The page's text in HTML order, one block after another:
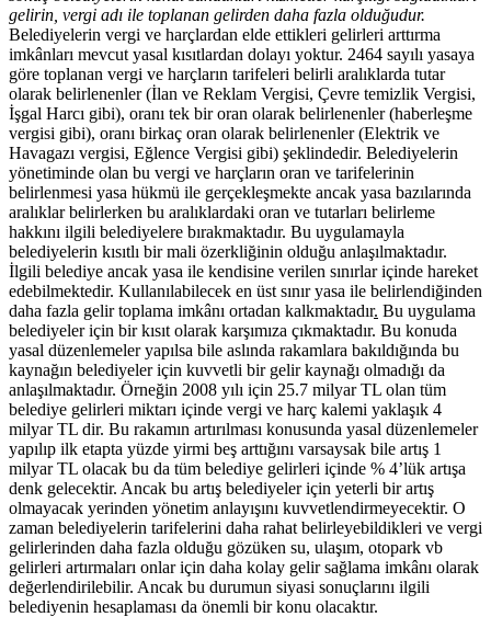
gelirin, vergi adı ile toplanan gelirden daha fazla olduğudur.
Belediyelerin vergi ve harçlardan elde ettikleri gelirleri arttırma
imkânları mevcut yasal kısıtlardan dolayı yoktur. 2464 sayılı yasaya
göre toplanan vergi ve harçların tarifeleri belirli aralıklarda tutar
olarak belirlenenler (İlan ve Reklam Vergisi, Çevre temizlik Vergisi,
İşgal Harcı gibi), oranı tek bir oran olarak belirlenenler (haberleşme
vergisi gibi), oranı birkaç oran olarak belirlenenler (Elektrik ve
Havagazı vergisi, Eğlence Vergisi gibi) şeklindedir. Belediyelerin
yönetiminde olan bu vergi ve harçların oran ve tarifelerinin
belirlenmesi yasa hükmü ile gerçekleşmekte ancak yasa bazılarında
aralıklar belirlerken bu aralıklardaki oran ve tutarları belirleme
hakkını ilgili belediyelere bırakmaktadır. Bu uygulamayla
belediyelerin kısıtlı bir mali özerkliğinin olduğu anlaşılmaktadır.
İlgili belediye ancak yasa ile kendisine verilen sınırlar içinde hareket
edebilmektedir. Kullanılabilecek en üst sınır yasa ile belirlendiğinden
daha fazla gelir toplama imkânı ortadan kalkmaktadır. Bu uygulama
belediyeler için bir kısıt olarak karşımıza çıkmaktadır. Bu konuda
yasal düzenlemeler yapılsa bile aslında rakamlara bakıldığında bu
kaynağın belediyeler için kuvvetli bir gelir kaynağı olmadığı da
anlaşılmaktadır. Örneğin 2008 yılı için 25.7 milyar TL olan tüm
belediye gelirleri miktarı içinde vergi ve harç kalemi yaklaşık 4
milyar TL dir. Bu rakamın artırılması konusunda yasal düzenlemeler
yapılıp ilk etapta yüzde yirmi beş arttığını varsaysak bile artış 1
milyar TL olacak bu da tüm belediye gelirleri içinde % 4’lük artışa
denk gelecektir. Ancak bu artış belediyeler için yeterli bir artış
olmayacak yerinden yönetim anlayışını kuvvetlendirmeyecektir. O
zaman belediyelerin tarifelerini daha rahat belirleyebildikleri ve vergi
gelirlerinden daha fazla olduğu gözüken su, ulaşım, otopark vb
gelirleri artırmaları onlar için daha kolay gelir sağlama imkânı olarak
değerlendirilebilir. Ancak bu durumun siyasi sonuçlarını ilgili
belediyenin hesaplaması da önemli bir konu olacaktır.